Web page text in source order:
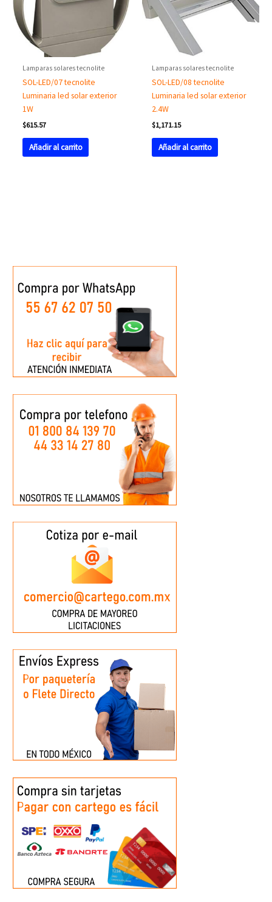
Lamparas solares tecnolite
SOL-LED/07 tecnolite
Luminaria led solar exterior
1W
$615.57
Añadir al carrito
Lamparas solares tecnolite
SOL-LED/08 tecnolite
Luminaria led solar exterior
2.4W
$1,171.15
Añadir al carrito